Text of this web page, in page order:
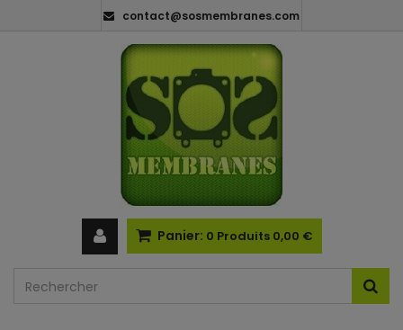
contact@sosmembranes.com
Panier: 0 Produits 0,00 €